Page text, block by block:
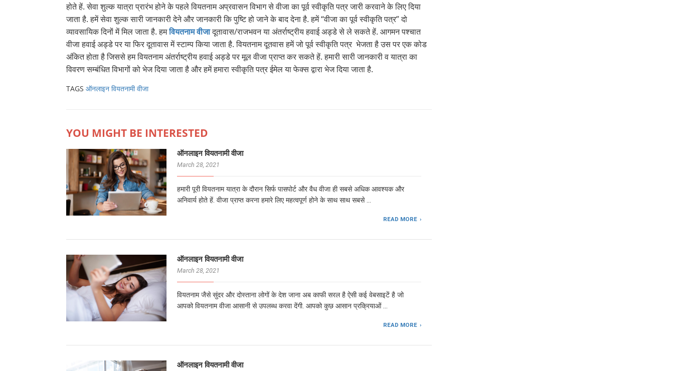
होते हें. सेवा शुल्क यात्रा प्रारंभ होने के पहले वियतनाम अप्रवासन विभाग से वीजा का पूर्व स्वीकृति पत्र जारी करवाने के लिए दिया
जाता है. हमें सेवा शुल्क सारी जानकारी देने और जानकारी कि पुष्टि हो जाने के बाद देना है. हमें “वीजा का पूर्व स्वीकृति पत्र” दो
व्यावसायिक दिनों में मिल जाता है. हमवियतनाम वीजादूतावास/राजभवन या अंतर्राष्ट्रीय हवाई अड्डे से ले सकते हें. आगमन पश्चात
वीजा हवाई अड्डे पर या फिर दूतावास में स्टाम्प किया जाता है. वियतनाम दूतवास हमें जो पूर्व स्वीकृति पत्र भेजता है उस पर एक कोड
अंकित होता है जिससे हम वियतनाम अंतर्राष्ट्रीय हवाई अड्डे पर मूल वीजा प्राप्त कर सकते हें. हमारी सारी जानकारी व यात्रा का
विवरण सम्बंधित विभागों को भेज दिया जाता है और हमें हमारा स्वीकृति पत्र ईमेल या फेक्स द्वारा भेज दिया जाता है.
TAGS ऑनलाइन वियतनामी वीजा
YOU MIGHT BE INTERESTED
ऑनलाइन वियतनामी वीजा
March 28, 2021
हमारी पूरी वियतनाम यात्रा के दौरान सिर्फ पासपोर्ट और वैध वीजा ही सबसे अधिक आवश्यक और
अनिवार्य होते हें. वीजा प्राप्त करना हमारे लिए महत्वपूर्ण होने के साथ साथ सबसे …
READ MORE
ऑनलाइन वियतनामी वीजा
March 28, 2021
वियतनाम जैसे सुंदर और दोस्ताना लोगों के देश जाना अब काफी सरल है ऐसी कई वेबसाइटें है जो
आपको वियतनाम वीजा आसानी से उपलब्ध करवा देंगी. आपको कुछ आसान प्रक्रियाओं …
READ MORE
ऑनलाइन वियतनामी वीजा